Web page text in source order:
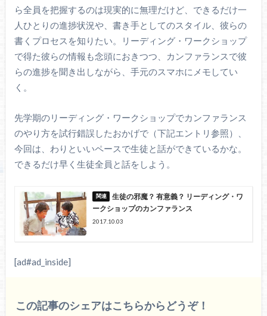
ら全員を把握するのは現実的に無理だけど、できるだけ一
人ひとりの進捗状況や、書き手としてのスタイル、彼らの
書くプロセスを知りたい。リーディング・ワークショップ
で得た彼らの情報も念頭におきつつ、カンファランスで彼
らの進捗を聞き出しながら、手元のスマホにメモしてい
く。
先学期のリーディング・ワークショップでカンファランス
のやり方を試行錯誤したおかげで（下記エントリ参照）、
今回は、わりといいペースで生徒と話ができているかな。
できるだけ早く生徒全員と話をしよう。
生徒の邪魔？ 有意義？ リーディング・ワ
ークショップのカンファランス
2017.10.03
[ad#ad_inside]
この記事のシェアはこちらからどうぞ！